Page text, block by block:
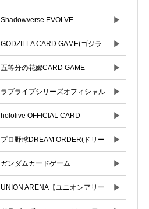
Shadowverse EVOLVE ▶
GODZILLA CARD GAME(ゴジラ
カードゲーム)
▶
五等分の花嫁CARD GAME ▶
ラブライブシリーズオフィシャル
カードゲーム
▶
hololive OFFICIAL CARD
GAME(ホロライブオフィシャルカ
ードゲーム)
▶
プロ野球DREAM ORDER(ドリー
ムオーダー)
▶
ガンダムカードゲーム ▶
UNION ARENA【ユニオンアリー ▶